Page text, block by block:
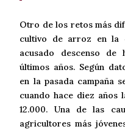
Otro de los retos más
cultivo de arroz en la
acusado descenso de
últimos años. Según
en la pasada campaña
cuando hace diez años
12.000. Una de las
agricultores más